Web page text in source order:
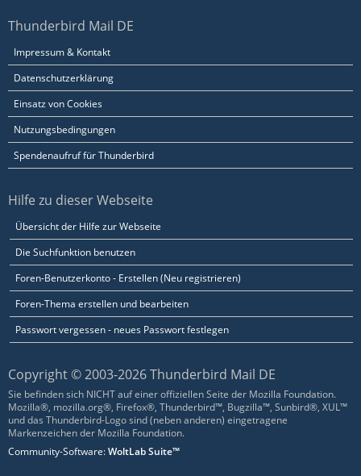
Thunderbird Mail DE
Impressum & Kontakt
Datenschutzerklärung
Einsatz von Cookies
Nutzungsbedingungen
Spendenaufruf für Thunderbird
Hilfe zu dieser Webseite
Übersicht der Hilfe zur Webseite
Die Suchfunktion benutzen
Foren-Benutzerkonto - Erstellen (Neu registrieren)
Foren-Thema erstellen und bearbeiten
Passwort vergessen - neues Passwort festlegen
Copyright © 2003-2026 Thunderbird Mail DE
Sie befinden sich NICHT auf einer offiziellen Seite der Mozilla Foundation.
Mozilla®, mozilla.org®, Firefox®, Thunderbird™, Bugzilla™, Sunbird®, XUL™
und das Thunderbird-Logo sind (neben anderen) eingetragene
Markenzeichen der Mozilla Foundation.
Community-Software:WoltLab Suite™